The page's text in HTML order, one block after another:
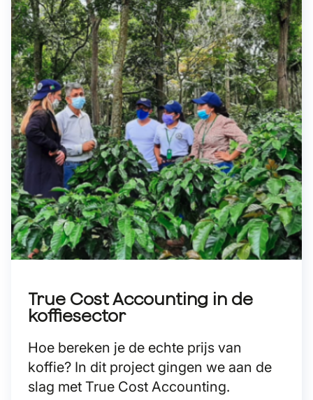
True Cost Accounting in de
koffiesector
Hoe bereken je de echte prijs van
koffie? In dit project gingen we aan de
slag met True Cost Accounting.